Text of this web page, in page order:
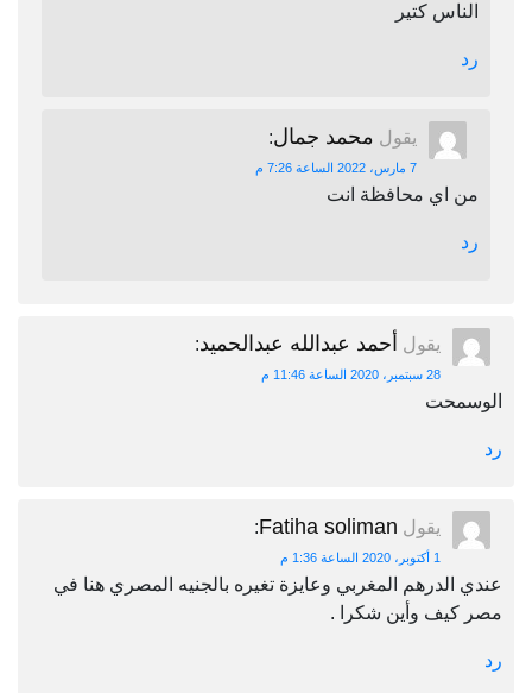
الناس كتير
رد
يقول محمد جمال:
7 مارس، 2022 الساعة 7:26 م
من اي محافظة انت
رد
يقول أحمد عبدالله عبدالحميد:
28 سبتمبر، 2020 الساعة 11:46 م
الوسمحت
رد
يقول Fatiha soliman
:
1 أكتوبر، 2020 الساعة 1:36 م
عندي الدرهم المغربي وعايزة تغيره بالجنيه المصري هنا في
مصر كيف وأين شكرا .
رد